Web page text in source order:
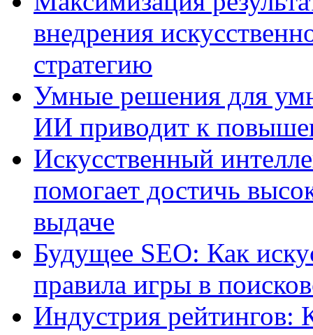
внедрения
стратегию
Умные решения для
ИИ приводит к
Искусственный
помогает достичь
выдаче
Будущее SEO: Как
правила игры в
Индустрия рейтингов: